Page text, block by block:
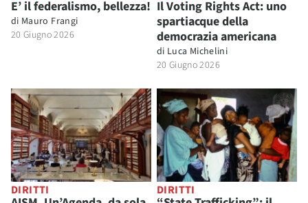
E’ il federalismo, bellezza!
di Mauro Frangi
20 Giugno 2026
Il Voting Rights Act: uno
spartiacque della
democrazia americana
di Luca Michelini
20 Giugno 2026
DIRITTI DIRITTI